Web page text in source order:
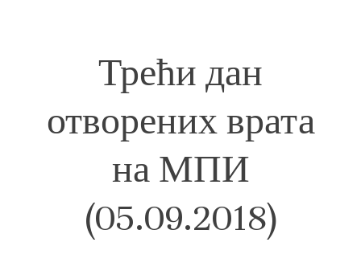
Трећи дан
отворених врата
на МПИ
(05.09.2018)